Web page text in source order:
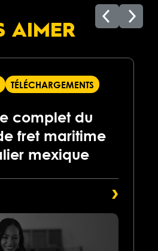
AIMER
TÉLÉCHARGEMENTS
complet du
fret maritime
mexique